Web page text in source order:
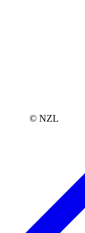
© NZL